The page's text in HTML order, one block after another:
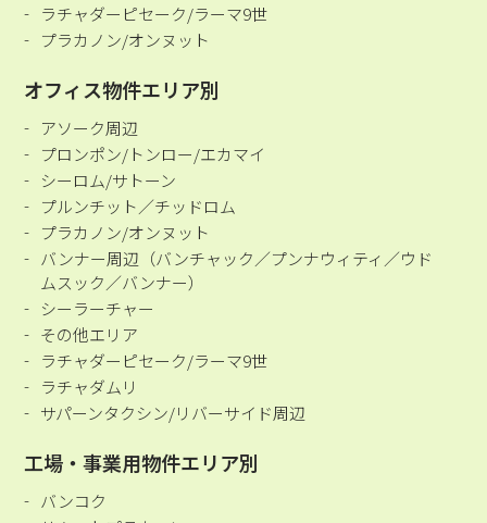
ラチャダーピセーク/ラーマ9世
プラカノン/オンヌット
オフィス物件エリア別
アソーク周辺
プロンポン/トンロー/エカマイ
シーロム/サトーン
プルンチット／チッドロム
プラカノン/オンヌット
バンナー周辺（バンチャック／プンナウィティ／ウド
ムスック／バンナー）
シーラーチャー
その他エリア
ラチャダーピセーク/ラーマ9世
ラチャダムリ
サパーンタクシン/リバーサイド周辺
工場・事業用物件エリア別
バンコク